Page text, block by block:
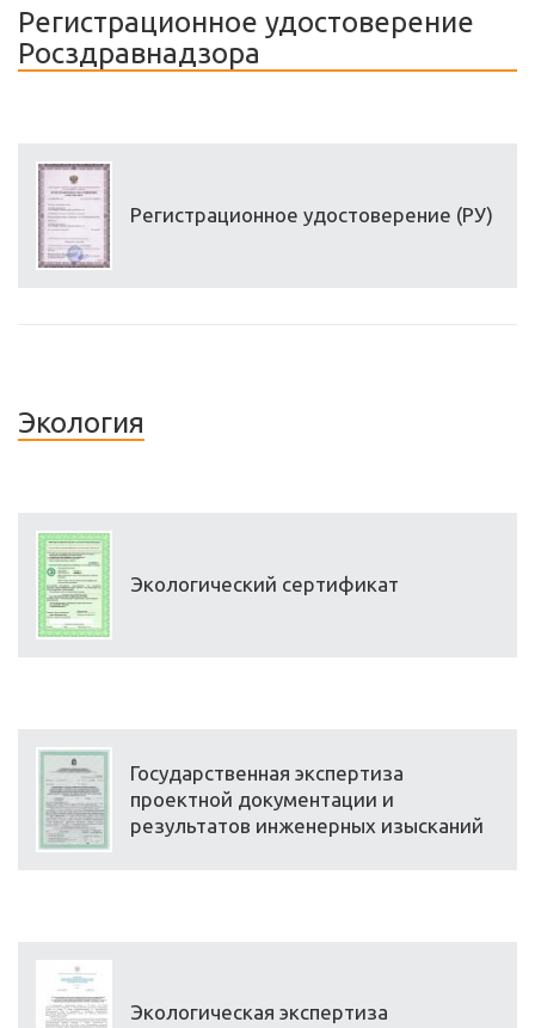
Регистрационное удостоверение
Росздравнадзора
Регистрационное удостоверение (РУ)
Экология
Экологический сертификат
Государственная экспертиза
проектной документации и
результатов инженерных изысканий
Экологическая экспертиза